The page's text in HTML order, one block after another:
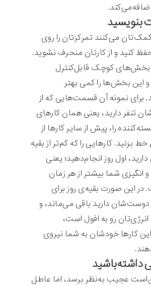
می‌کنند تمرکزتان را روی
کنید و از کارتان منحرف نشوید.
بخش‌های کوچک قابل‌کنترل
این بخش‌ها را کمی بهتر
برای نمونه آن قسمت‌هایی که از
تنفر دارید، یعنی همان کارهای
را، پیش از سایر کارها از
بزنید. کارهایی را که کم‌تر از بقیه
اول روز انجام‌دهید؛ یعنی
انگیز‌ی شما بیشتر از هر زمان
این صورت بقیه‌ی روز برای
دوست‌شان دارید باقی می‌ماند، و
رو به افول است،
کارها خودشان به شما نیروی
عجیب به‌نظر برسد، اما عاطل